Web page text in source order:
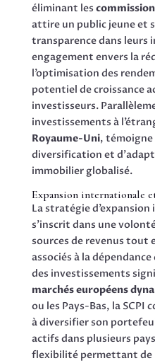
éliminant les
attire un public jeune et
transparence dans leurs
engagement envers la
l’optimisation des
potentiel de croissance
investisseurs.
investissements à
Royaume-Uni, témoigne
diversification et
immobilier globalisé.
Expansion internationale
La stratégie
s’inscrit dans une
sources de revenus tout
associés à la
des investissements
marchés européens
ou les Pays-Bas, la
à diversifier son
actifs dans plusieurs
flexibilité permettant de